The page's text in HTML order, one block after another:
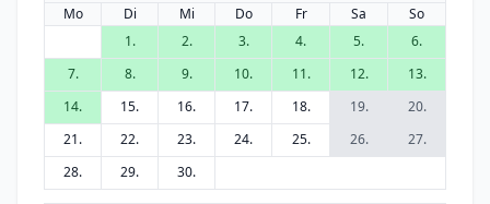
Mo Di Mi Do Fr Sa
So
1.
2. 3. 4. 5.
6.
7.
8. 9. 10. 11. 12.
13.
14.
15. 16. 17. 18. 19.
20.
21.
22. 23. 24. 25. 26.
27.
28.
29. 30.